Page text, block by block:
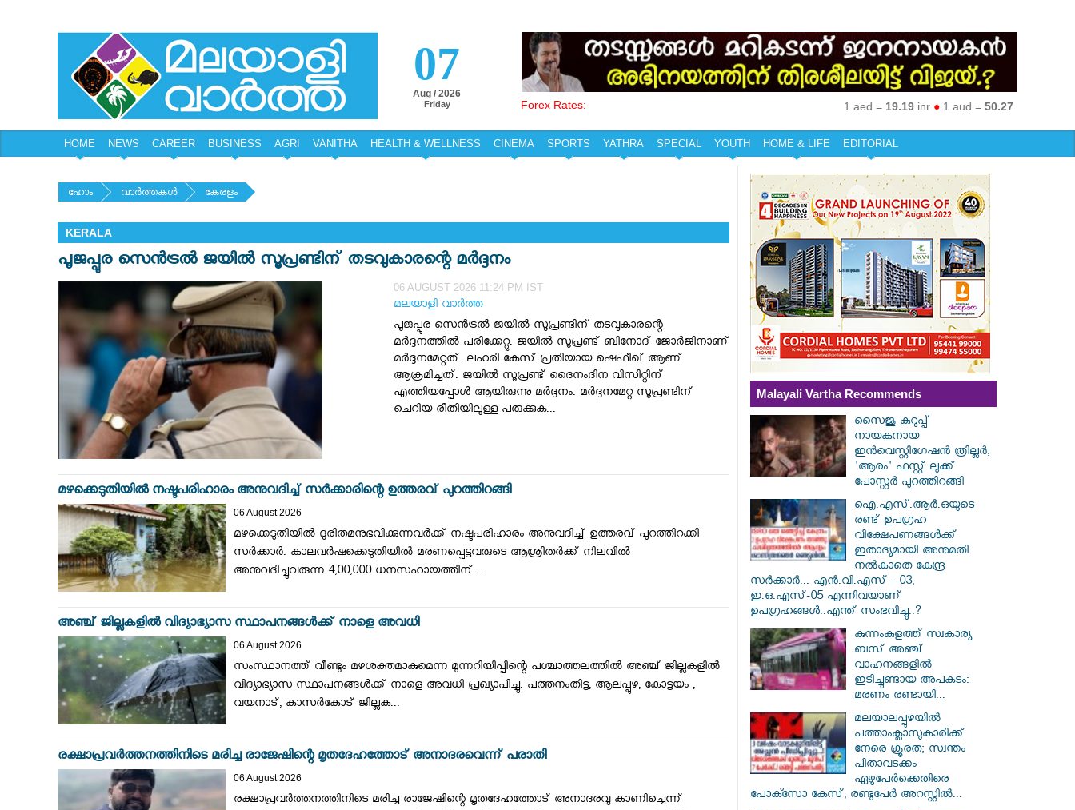
07
Aug / 2026
Friday Forex Rates: 1 aed =19.19inr● 1 aud =50.27inr●
HOME NEWS CAREER BUSINESS AGRI VANITHA HEALTH & WELLNESS CINEMA SPORTS YATHRA SPECIAL YOUTH HOME & LIFE EDITORIAL
ഹോം വാര്‍ത്തകള്‍ കേരളം
KERALA
പൂജപ്പുര സെന്‍ട്രല്‍ ജയില്‍ സൂപ്രണ്ടിന് തടവുകാരന്റെ മര്‍ദ്ദനം
06 AUGUST 2026 11:24 PM IST
മലയാളി വാര്‍ത്ത
പൂജപ്പുര സെന്‍ട്രല്‍ ജയില്‍ സൂപ്രണ്ടിന് തടവുകാരന്റെ
മര്‍ദ്ദനത്തില്‍ പരിക്കേറ്റു. ജയില്‍ സൂപ്രണ്ട് ബിനോദ് ജോര്‍ജിനാണ്
മര്‍ദ്ദനമേറ്റത്. ലഹരി കേസ് പ്രതിയായ ഷെഫീഖ് ആണ്
ആക്രമിച്ചത്. ജയില്‍ സൂപ്രണ്ട് ദൈനംദിന വിസിറ്റിന്
എത്തിയപ്പോള്‍ ആയിരുന്നു മര്‍ദ്ദനം. മര്‍ദ്ദനമേറ്റ സൂപ്രണ്ടിന്
ചെറിയ രീതിയിലുള്ള പരുക്കുക...
മഴക്കെടുതിയില്‍ നഷ്ടപരിഹാരം അനുവദിച്ച് സര്‍ക്കാരിന്റെ ഉത്തരവ് പുറത്തിറങ്ങി
06 August 2026
മഴക്കെടുതിയില്‍ ദുരിതമനുഭവിക്കുന്നവര്‍ക്ക് നഷ്ടപരിഹാരം അനുവദിച്ച് ഉത്തരവ് പുറത്തിറക്കി
സര്‍ക്കാര്‍. കാലവര്‍ഷക്കെടുതിയില്‍ മരണപ്പെട്ടവരുടെ ആശ്രിതര്‍ക്ക് നിലവില്‍
അനുവദിച്ചുവരുന്ന 4,00,000 ധനസഹായത്തിന് ...
അഞ്ച് ജില്ലകളില്‍ വിദ്യാഭ്യാസ സ്ഥാപനങ്ങള്‍ക്ക് നാളെ അവധി
06 August 2026
സംസ്ഥാനത്ത് വീണ്ടും മഴശക്തമാകുമെന്ന മുന്നറിയിപ്പിന്റെ പശ്ചാത്തലത്തില്‍ അഞ്ച് ജില്ലകളില്‍
വിദ്യാഭ്യാസ സ്ഥാപനങ്ങള്‍ക്ക് നാളെ അവധി പ്രഖ്യാപിച്ചു. പത്തനംതിട്ട, ആലപ്പുഴ, കോട്ടയം ,
വയനാട്, കാസര്‍കോട് ജില്ലക...
രക്ഷാപ്രവര്‍ത്തനത്തിനിടെ മരിച്ച രാജേഷിന്റെ മൃതദേഹത്തോട് അനാദരവെന്ന് പരാതി
06 August 2026
രക്ഷാപ്രവര്‍ത്തനത്തിനിടെ മരിച്ച രാജേഷിന്റെ മൃതദേഹത്തോട് അനാദരവു കാണിച്ചെന്ന്
Malayali Vartha Recommends
സൈജു കുറുപ്പ്
നായകനായ
ഇൻവെസ്റ്റിഗേഷൻ ത്രില്ലർ;
'ആരം' ഫസ്റ്റ് ലുക്ക്
പോസ്റ്റർ പുറത്തിറങ്ങി
ഐ.എസ്.ആർ.ഒയുടെ
രണ്ട് ഉപഗ്രഹ
വിക്ഷേപണങ്ങൾക്ക്
ഇതാദ്യമായി അനുമതി
നൽകാതെ കേന്ദ്ര
സർക്കാർ... എൻ.വി.എസ് - 03,
ഇ.ഒ.എസ്-05 എന്നിവയാണ്
ഉപഗ്രഹങ്ങൾ..എന്ത് സംഭവിച്ചു..?
കുന്നംകുളത്ത് സ്വകാര്യ
ബസ് അഞ്ച്
വാഹനങ്ങളിൽ
ഇടിച്ചുണ്ടായ അപകടം:
മരണം രണ്ടായി...
മലയാലപ്പുഴയിൽ
പത്താംക്ലാസുകാരിക്ക്
നേരെ ക്രൂരത; സ്വന്തം
പിതാവടക്കം
ഏഴുപേർക്കെതിരെ
പോക്സോ കേസ്, രണ്ടുപേർ അറസ്റ്റിൽ...